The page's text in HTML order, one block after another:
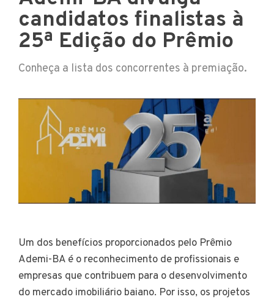
candidatos finalistas à
25ª Edição do Prêmio
Conheça a lista dos concorrentes à premiação.
Um dos benefícios proporcionados pelo Prêmio
Ademi-BA é o reconhecimento de profissionais e
empresas que contribuem para o desenvolvimento
do mercado imobiliário baiano. Por isso, os projetos